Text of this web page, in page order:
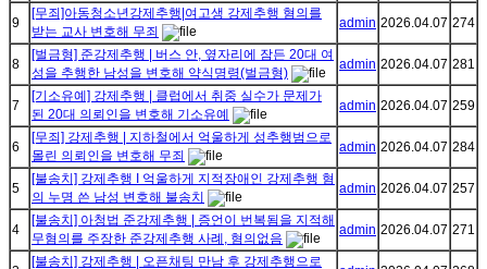
9
[무죄]아동청소년강제추행|여고생 강제추행 혐의를
받는 교사 변호해 무죄
admin 2026.04.07 274
8
[벌금형] 준강제추행 | 버스 안, 옆자리에 잠든 20대 여
성을 추행한 남성을 변호해 약식명령(벌금형)
admin 2026.04.07 281
7
[기소유예] 강제추행 | 클럽에서 취중 실수가 문제가
된 20대 의뢰인을 변호해 기소유예
admin 2026.04.07 259
6
[무죄] 강제추행 | 지하철에서 억울하게 성추행범으로
몰린 의뢰인을 변호해 무죄
admin 2026.04.07 284
5
[불송치] 강제추행 I 억울하게 지적장애인 강제추행 혐
의 누명 쓴 남성 변호해 불송치
admin 2026.04.07 257
4
[불송치] 아청법 준강제추행 | 증언이 번복됨을 지적해
무혐의를 주장한 준강제추행 사례, 혐의없음
admin 2026.04.07 271
[불송치] 강제추행 | 오픈채팅 만남 후 강제추행으로